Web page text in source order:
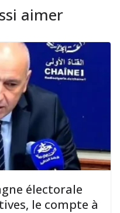
aimer
électorale
le compte à